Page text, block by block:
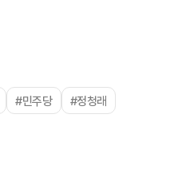
#민주당 #정청래